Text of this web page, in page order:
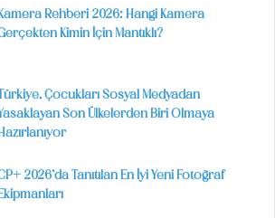
Rehberi 2026: Hangi Kamera
Kimin İçin Mantıklı?
Türkiye, Çocukları Sosyal Medyadan
Son Ülkelerden Biri Olmaya
2026’da Tanıtılan En İyi Yeni Fotoğraf